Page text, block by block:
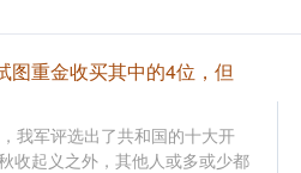
图重金收买其中的4位，但
我军评选出了共和国的十大开
收起义之外，其他人或多或少都